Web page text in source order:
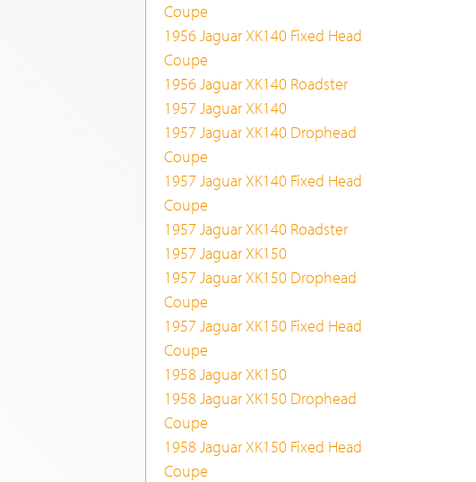
Coupe
1956 Jaguar XK140 Fixed Head
Coupe
1956 Jaguar XK140 Roadster
1957 Jaguar XK140
1957 Jaguar XK140 Drophead
Coupe
1957 Jaguar XK140 Fixed Head
Coupe
1957 Jaguar XK140 Roadster
1957 Jaguar XK150
1957 Jaguar XK150 Drophead
Coupe
1957 Jaguar XK150 Fixed Head
Coupe
1958 Jaguar XK150
1958 Jaguar XK150 Drophead
Coupe
1958 Jaguar XK150 Fixed Head
Coupe